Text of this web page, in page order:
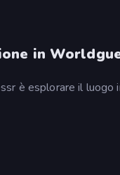
in
è esplorare il luogo